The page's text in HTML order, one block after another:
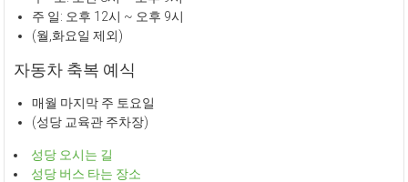
주 일: 오후 12시 ~ 오후 9시
(월,화요일 제외)
자동차 축복 예식
매월 마지막 주 토요일
(성당 교육관 주차장)
성당 오시는 길
성당 버스 타는 장소